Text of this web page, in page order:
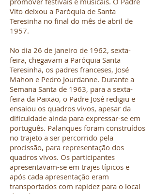
Vito deixou a Paróquia de Santa
Teresinha no final do mês de abril de
1957.
No dia 26 de janeiro de 1962, sexta-
feira, chegavam a Paróquia Santa
Teresinha, os padres franceses, José
Mahon e Pedro Jourdanne. Durante a
Semana Santa de 1963, para a sexta-
feira da Paixão, o Padre José redigiu e
ensaiou os quadros vivos, apesar da
dificuldade ainda para expressar-se em
português. Palanques foram construídos
no trajeto a ser percorrido pela
procissão, para representação dos
quadros vivos. Os participantes
apresentavam-se em trajes típicos e
após cada apresentação eram
transportados com rapidez para o local